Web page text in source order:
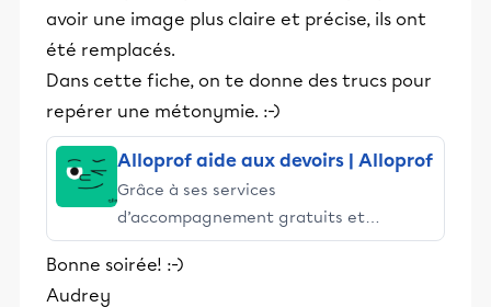
avoir une image plus claire et précise, ils ont
été remplacés.
Dans cette fiche, on te donne des trucs pour
repérer une métonymie. :-)
Alloprof aide aux devoirs | Alloprof
Grâce à ses services
d’accompagnement gratuits et
stimulants, Alloprof engage les élèves
et leurs parents dans la réussite
Bonne soirée! :-)
Audrey